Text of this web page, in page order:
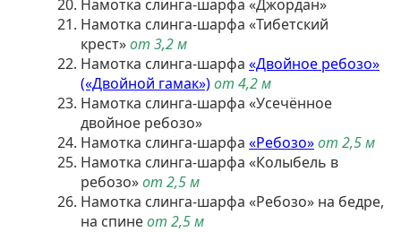
Намотка слинга-шарфа «Джордан»
Намотка слинга-шарфа «Тибетский
крест»от 3,2 м
Намотка слинга-шарфа «Двойное ребозо»
(«Двойной гамак»)от 4,2 м
Намотка слинга-шарфа «Усечённое
двойное ребозо»
Намотка слинга-шарфа «Ребозо»от 2,5 м
Намотка слинга-шарфа «Колыбель в
ребозо»от 2,5 м
Намотка слинга-шарфа «Ребозо» на бедре,
на спинеот 2,5 м